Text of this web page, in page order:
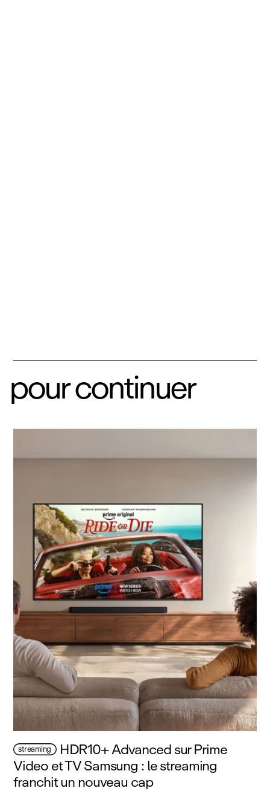
pour continuer
streaming HDR10+ Advanced sur Prime
Video et TV Samsung : le streaming
franchit un nouveau cap